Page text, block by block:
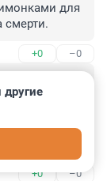
для
смерти.
+0 –0
На нем
и все, если
этот
+0 –0